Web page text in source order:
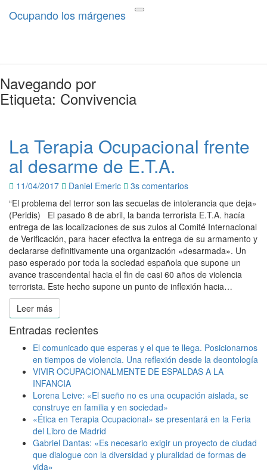
Toggle
Ocupando los márgenes
Ocupando los márgenes
Terapia Ocupacional desde los
Navegando por
Etiqueta: Convivencia
La
Terapia
Ocupacional
al
desarme
de
E.T.A.
La Terapia Ocupacional frente
al desarme de E.T.A.
11/04/2017 Daniel Emeric Comentarios
3s comentarios
“El problema del terror son las secuelas de intolerancia que deja»
(Peridis) El pasado 8 de abril, la banda terrorista E.T.A. hacía
entrega de las localizaciones de sus zulos al Comité Internacional
de Verificación, para hacer efectiva la entrega de su armamento y
declararse definitivamente una organización «desarmada». Un
paso esperado por toda la sociedad española que supone un
avance trascendental hacia el fin de casi 60 años de violencia
terrorista. Este hecho supone un punto de inflexión hacia…
Leer másLeer más
Entradas recientes
El comunicado que esperas y el que te llega. Posicionarnos
en tiempos de violencia. Una reflexión desde la deontología
VIVIR OCUPACIONALMENTE DE ESPALDAS A LA
INFANCIA
Lorena Leive: «El sueño no es una ocupación aislada, se
construye en familia y en sociedad»
«Ética en Terapia Ocupacional» se presentará en la Feria
del Libro de Madrid
Gabriel Dantas: «Es necesario exigir un proyecto de ciudad
que dialogue con la diversidad y pluralidad de formas de
vida»